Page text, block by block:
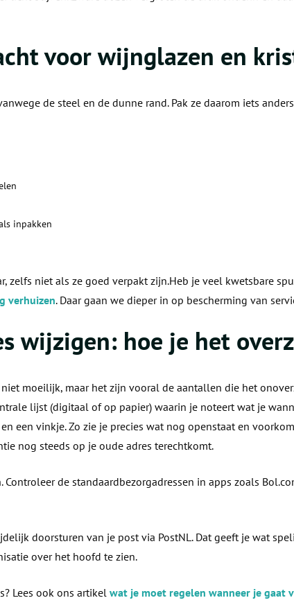
voor wijnglazen en
de steel en de dunne rand. Pak ze daarom iets
inpakken
zelfs niet als ze goed verpakt zijn.Heb je veel kwetsbare
verhuizen. Daar gaan we dieper in op bescherming van
wijzigen: hoe je het
moeilijk, maar het zijn vooral de aantallen die het
lijst (digitaal of op papier) waarin je noteert wat je
een vinkje. Zo zie je precies wat nog openstaat en
nog steeds op je oude adres terechtkomt.
de standaardbezorgadressen in apps zoals
doorsturen van je post via PostNL. Dat geeft je wat
over het hoofd te zien.
Lees ook ons artikel wat je moet regelen wanneer je gaat